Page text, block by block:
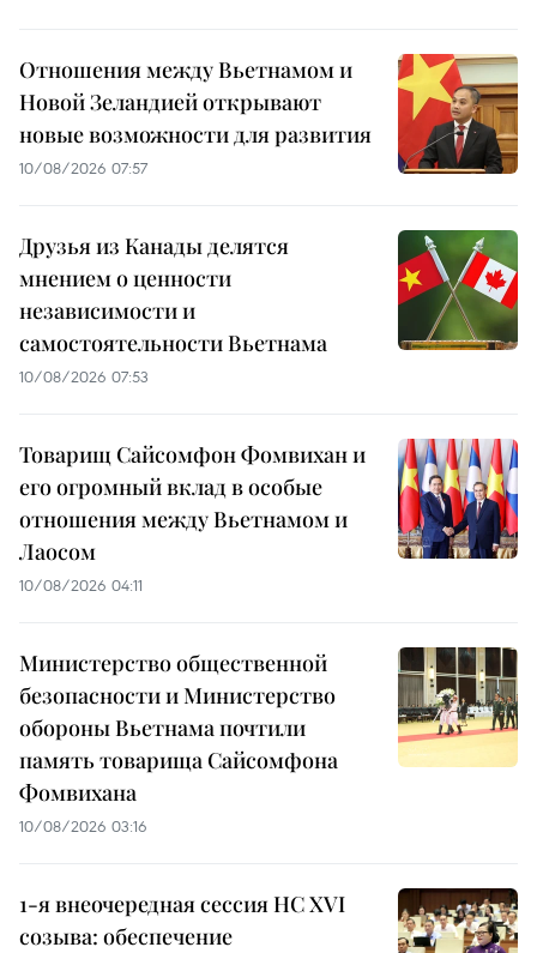
Отношения между Вьетнамом и
Новой Зеландией открывают
новые возможности для развития
10/08/2026 07:57
Друзья из Канады делятся
мнением о ценности
независимости и
самостоятельности Вьетнама
10/08/2026 07:53
Товарищ Сайсомфон Фомвихан и
его огромный вклад в особые
отношения между Вьетнамом и
Лаосом
10/08/2026 04:11
Министерство общественной
безопасности и Министерство
обороны Вьетнама почтили
память товарища Сайсомфона
Фомвихана
10/08/2026 03:16
1-я внеочередная сессия НС XVI
созыва: обеспечение